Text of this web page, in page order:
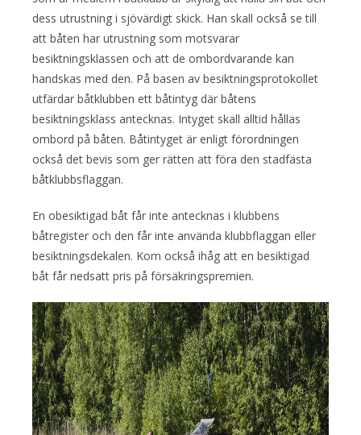
dess utrustning i sjövärdigt skick. Han skall också se till
att båten har utrustning som motsvarar
besiktningsklassen och att de ombordvarande kan
handskas med den. På basen av besiktningsprotokollet
utfärdar båtklubben ett båtintyg där båtens
besiktningsklass antecknas. Intyget skall alltid hållas
ombord på båten. Båtintyget är enligt förordningen
också det bevis som ger rätten att föra den stadfästa
båtklubbsflaggan.
En obesiktigad båt får inte antecknas i klubbens
båtregister och den får inte använda klubbflaggan eller
besiktningsdekalen. Kom också ihåg att en besiktigad
båt får nedsatt pris på försäkringspremien.